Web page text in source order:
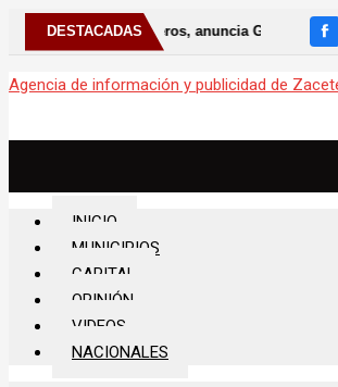
DESTACADAS
anuncia Gobernador David Monreal
Agencia de información y publicidad de
Menú
INICIO
MUNICIPIOS
CAPITAL
OPINIÓN
VIDEOS
NACIONALES